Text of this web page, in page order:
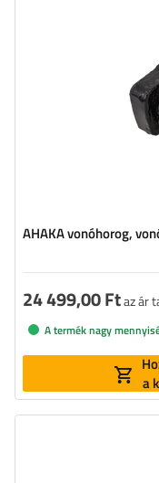
AHAKA vonóhorog,
24 499,00 Ftaz ár
A termék nagy
a